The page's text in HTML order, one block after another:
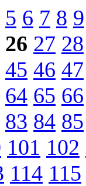
5 6 7 8 9
26 27 28
45 46 47
64 65 66
83 84 85
101 102
114 115